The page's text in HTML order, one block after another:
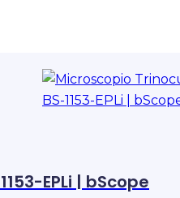
EPLi | bScope